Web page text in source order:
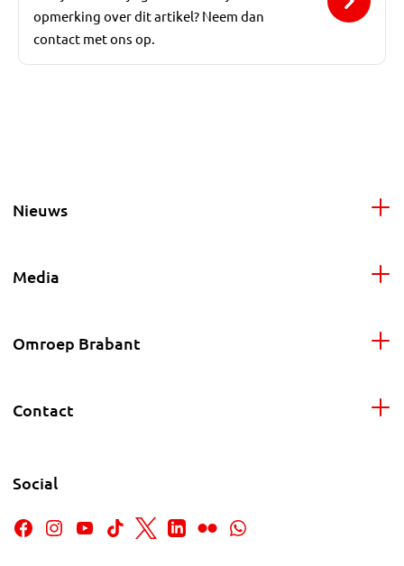
opmerking over dit artikel? Neem dan
contact met ons op.
Nieuws
Media
Omroep Brabant
Contact
Social